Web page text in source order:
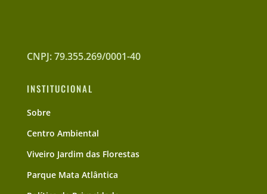
CNPJ: 79.355.269/0001-40
INSTITUCIONAL
Sobre
Centro Ambiental
Viveiro Jardim das Florestas
Parque Mata Atlântica